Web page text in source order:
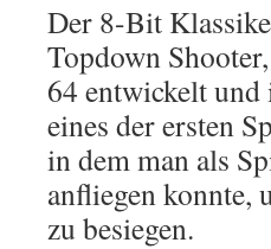
Der 8-Bit
Topdown
64 entwickelt
eines der ersten
in dem man als
anfliegen konnte,
zu besiegen.